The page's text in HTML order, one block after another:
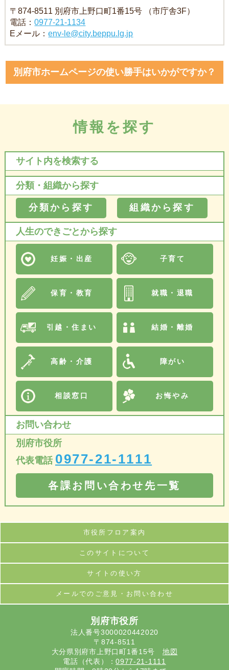
〒874-8511 別府市上野口町1番15号 （市庁舎3F）
電話：0977-21-1134
Eメール：env-le@city.beppu.lg.jp
別府市ホームページの使い勝手はいかがですか？
情報を探す
サイト内を検索する
分類・組織から探す
分類から探す 組織から探す
人生のできごとから探す
妊娠・出産 子育て
保育・教育 就職・退職
引越・住まい 結婚・離婚
高齢・介護 障がい
相談窓口 お悔やみ
お問い合わせ
別府市役所
代表電話 0977-21-1111
各課お問い合わせ先一覧
市役所フロア案内
このサイトについて
サイトの使い方
メールでのご意見・お問い合わせ
別府市役所
法人番号3000020442020
〒874-8511
大分県別府市上野口町1番15号 地図
電話（代表）：0977-21-1111